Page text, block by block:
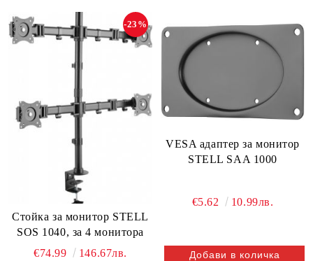
Стойка за монитор STELL
SOS 1040, за 4 монитора
-23%
€74.99 146.67лв.
VESA адаптер за монитор
STELL SAA 1000
€5.62 10.99лв.